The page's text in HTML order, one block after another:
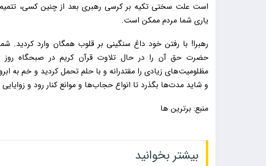
است علت سختی تکیه بر کرسی رهبری بعد از چنین کسی،
یاری شما مردم ممکن است.
رهبرا! با رفتن خود داغ سنگینی بر قلوب همگان وارد کردید.
حضرت حق آن را در حال تلاوت قرآن کریم در صبحگاه روز
مظلومیت‌های زیادی را مقتدرانه و با حلم تحمل کردید و خم به
و شاید مدت‌ها بگذرد تا انواع حجاب‌ها و موانع کنار رود و
منبع: برترین ها
بیشتر بخوانید